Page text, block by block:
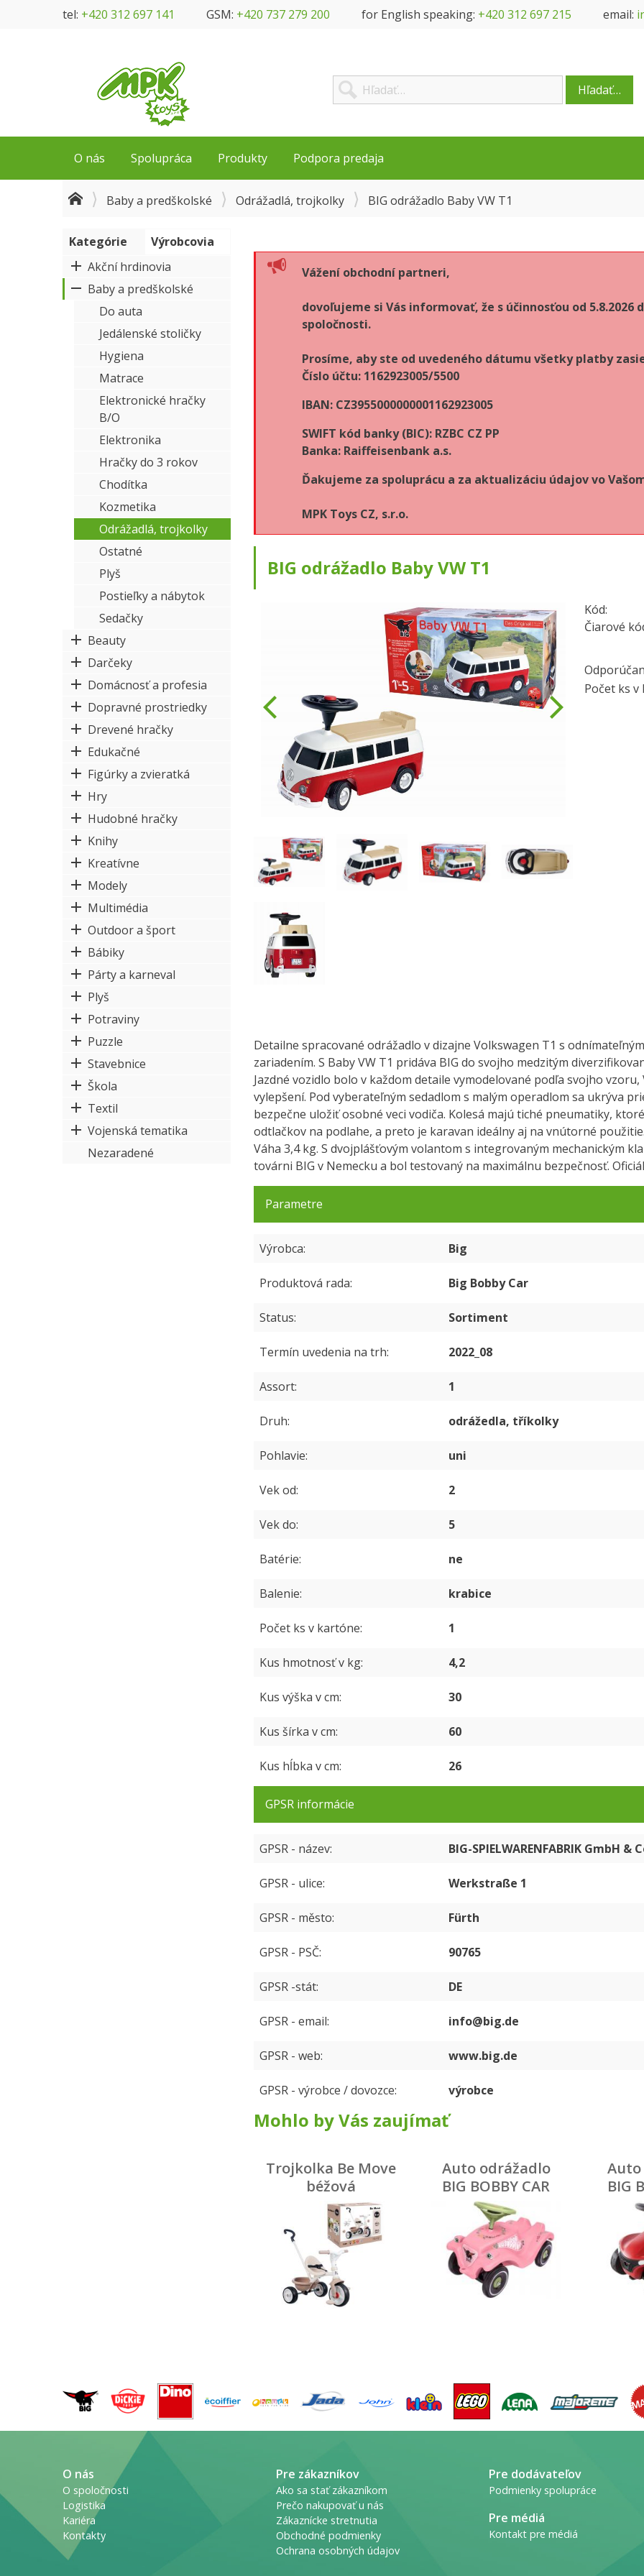
tel: +420 312 697 141 GSM: +420 737 279 200 for English speaking: +420 312 697 215 email:
Hľadať…
O nás Spolupráca Produkty Podpora predaja
Baby a predškolské Odrážadlá, trojkolky BIG odrážadlo Baby VW T1
Kategórie
Výrobcovia
Akční hrdinovia
Baby a predškolské
Do auta
Jedálenské stoličky
Hygiena
Matrace
Elektronické hračky
B/O
Elektronika
Hračky do 3 rokov
Chodítka
Kozmetika
Odrážadlá, trojkolky
Ostatné
Plyš
Postieľky a nábytok
Sedačky
Beauty
Darčeky
Domácnosť a profesia
Dopravné prostriedky
Drevené hračky
Edukačné
Figúrky a zvieratká
Hry
Hudobné hračky
Knihy
Kreatívne
Modely
Multimédia
Outdoor a šport
Bábiky
Párty a karneval
Plyš
Potraviny
Puzzle
Stavebnice
Škola
Textil
Vojenská tematika
Nezaradené
Vážení obchodní partneri,
dovoľujeme si Vás informovať, že s účinnosťou od 5.8.2026
spoločnosti.
Prosíme, aby ste od uvedeného dátumu všetky platby
Číslo účtu: 1162923005/5500
IBAN: CZ3955000000001162923005
SWIFT kód banky (BIC): RZBC CZ PP
Banka: Raiffeisenbank a.s.
Ďakujeme za spoluprácu a za aktualizáciu údajov vo
MPK Toys CZ, s.r.o.
BIG odrážadlo Baby VW T1
Kód:
Čiarové
Počet ks v
Detailne spracované odrážadlo v dizajne Volkswagen T1 s
zariadením. S Baby VW T1 pridáva BIG do svojho medzitým
Jazdné vozidlo bolo v každom detaile vymodelované podľa svojho
vylepšení. Pod vyberateľným sedadlom s malým operadlom sa ukrýva
bezpečne uložiť osobné veci vodiča. Kolesá majú tiché pneumatiky,
odtlačkov na podlahe, a preto je karavan ideálny aj na vnútorné
Váha 3,4 kg. S dvojplášťovým volantom s integrovaným mechanickým
továrni BIG v Nemecku a bol testovaný na maximálnu bezpečnosť.
Parametre
Výrobca Big
Produktová rada Big Bobby Car
Status Sortiment
Termín uvedenia na trh 2022_08
Assort 1
Druh odrážedla, tříkolky
Pohlavie uni
Vek od 2
Vek do 5
Batérie ne
Balenie krabice
Počet ks v kartóne 1
Kus hmotnosť v kg 4,2
Kus výška v cm 30
Kus šírka v cm 60
Kus hĺbka v cm 26
GPSR informácie
GPSR - název BIG-SPIELWARENFABRIK GmbH &
GPSR - ulice Werkstraße 1
GPSR - město Fürth
GPSR - PSČ 90765
GPSR -stát DE
GPSR - email info@big.de
GPSR - web www.big.de
GPSR - výrobce / dovozce výrobce
Mohlo by Vás zaujímať
Trojkolka Be Move
béžová
Auto odrážadlo
BIG BOBBY CAR
CLASSIC ružové s
kvetinkami
BIG
O nás
O spoločnosti
Logistika
Kariéra
Kontakty
Pre zákazníkov
Ako sa stať zákazníkom
Prečo nakupovať u nás
Zákaznícke stretnutia
Obchodné podmienky
Ochrana osobných údajov
Pre dodávateľov
Podmienky spolupráce
Pre médiá
Kontakt pre médiá